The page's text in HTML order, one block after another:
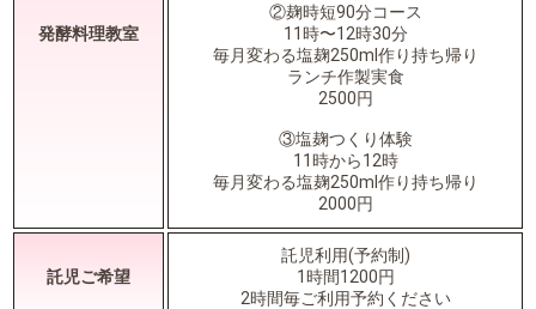
発酵料理教室
②麹時短90分コース
11時〜12時30分
毎月変わる塩麹250ml作り持ち帰り
ランチ作製実食
2500円
③塩麹つくり体験
11時から12時
毎月変わる塩麹250ml作り持ち帰り
2000円
託児ご希望
託児利用(予約制)
1時間1200円
2時間毎ご利用予約ください